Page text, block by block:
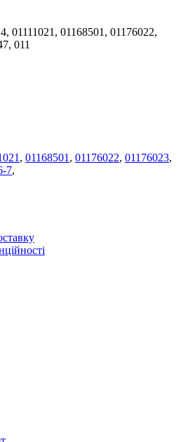
01111021, 01168501, 01176022,
011
, 01168501 , 01176022, 01176023,
7,